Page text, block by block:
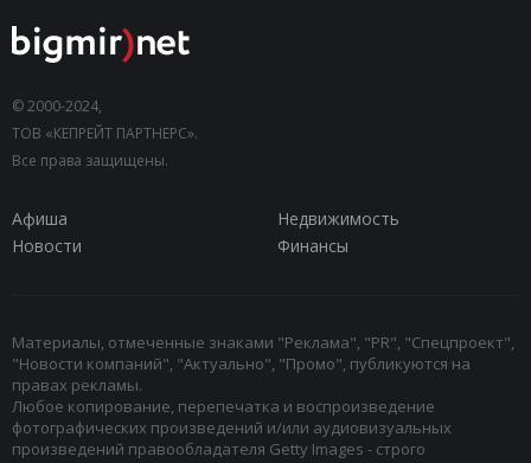
© 2000-2024,
ТОВ «КЕПРЕЙТ ПАРТНЕРС».
Все права защищены.
Афиша
Недвижимость
Новости
Финансы
Материалы, отмеченные знаками "Реклама", "PR", "Спецпроект",
"Новости компаний", "Актуально", "Промо", публикуются на
правах рекламы.
Любое копирование, перепечатка и воспроизведение
фотографических произведений и/или аудиовизуальных
произведений правообладателя Getty Images - строго